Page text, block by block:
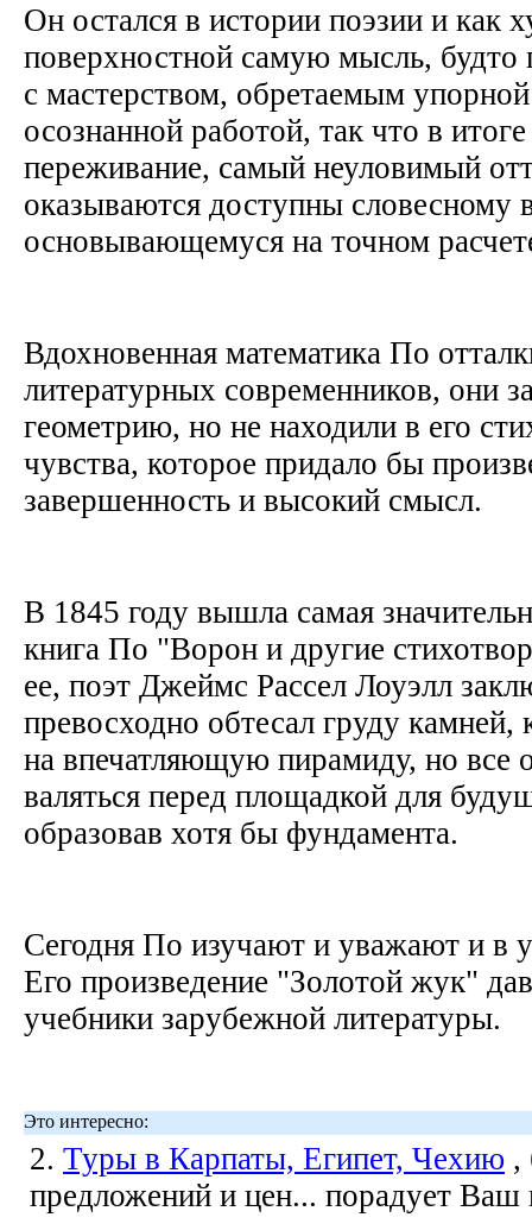
Он остался в истории поэзии и как
поверхностной самую мысль, будто
с мастерством, обретаемым
осознанной работой, так что в
переживание, самый неуловимый
оказываются доступны
основывающемуся на точном
Вдохновенная математика По
литературных современников, они
геометрию, но не находили в его
чувства, которое придало бы
завершенность и высокий смысл.
В 1845 году вышла самая
книга По "Ворон и другие
ее, поэт Джеймс Рассел Лоуэлл
превосходно обтесал груду
на впечатляющую пирамиду, но все
валяться перед площадкой для
образовав хотя бы фундамента.
Сегодня По изучают и уважают и в
Его произведение "Золотой жук"
учебники зарубежной литературы.
Это интересно:
2. Туры в Карпаты, Египет, Чехию ,
предложений и цен... порадует Ваш